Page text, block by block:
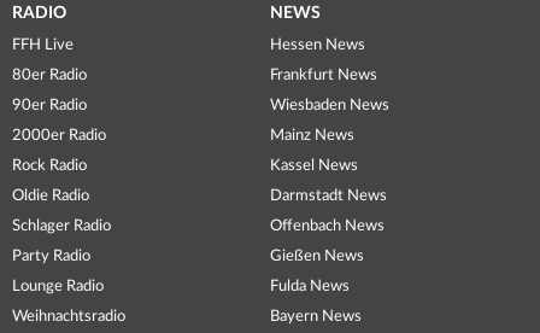
RADIO
FFH Live
80er Radio
90er Radio
2000er Radio
Rock Radio
Oldie Radio
Schlager Radio
Party Radio
Lounge Radio
Weihnachtsradio
NEWS
Hessen News
Frankfurt News
Wiesbaden News
Mainz News
Kassel News
Darmstadt News
Offenbach News
Gießen News
Fulda News
Bayern News